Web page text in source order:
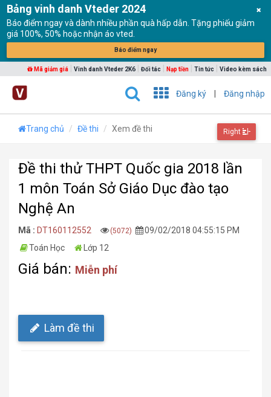
Bảng vinh danh Vteder 2024
Báo điểm ngay và dành nhiều phần quà hấp dẫn. Tặng phiếu giảm
giá 100%, 50% hoặc nhận áo vted.
Báo điểm ngay
Mã giảm giá Vinh danh Vteder 2K6 Đối tác Nạp tiền Tin tức Video kèm sách
Đăng ký Đăng nhập
Trang chủ Đề thi Xem đề thi Right
Đề thi thử THPT Quốc gia 2018 lần
1 môn Toán Sở Giáo Dục đào tạo
Nghệ An
Mã : DT160112552 (5072)
09/02/2018 04:55:15 PM
Toán Học
Lớp 12
Giá bán: Miễn phí
Làm đề thi